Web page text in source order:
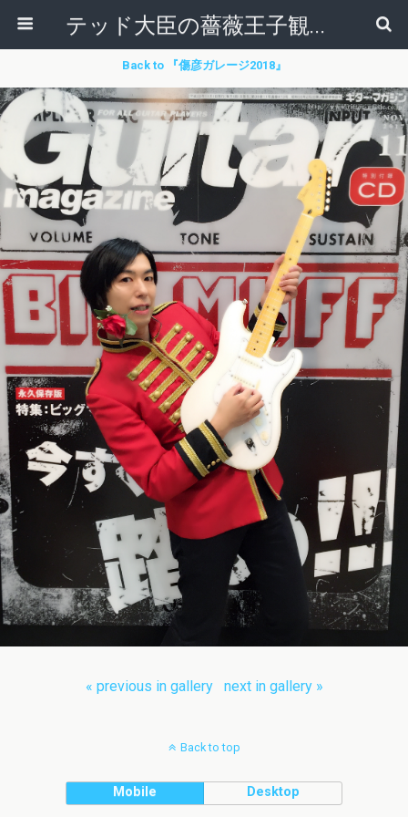
テッド大臣の薔薇王子観察日記
Back to 『傷彦ガレージ2018』
« previous in gallery next in gallery »
Back to top
Mobile Desktop